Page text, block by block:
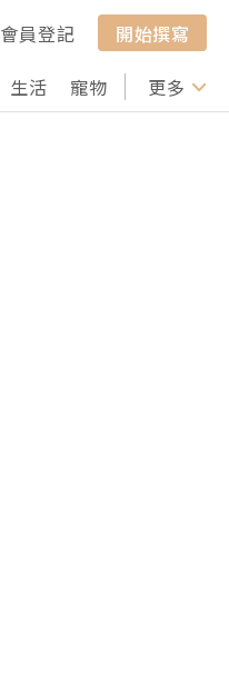
會員登記
開始撰寫
生活 寵物 行山 打卡
更多